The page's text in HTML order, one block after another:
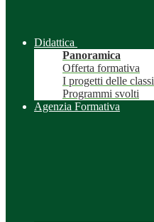
Didattica
Panoramica
Offerta formativa
I progetti delle classi
Programmi svolti
Agenzia Formativa